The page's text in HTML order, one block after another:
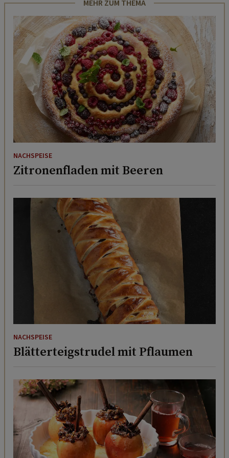
MEHR ZUM THEMA
NACHSPEISE
Zitronenfladen mit Beeren
NACHSPEISE
Blätterteigstrudel mit Pflaumen